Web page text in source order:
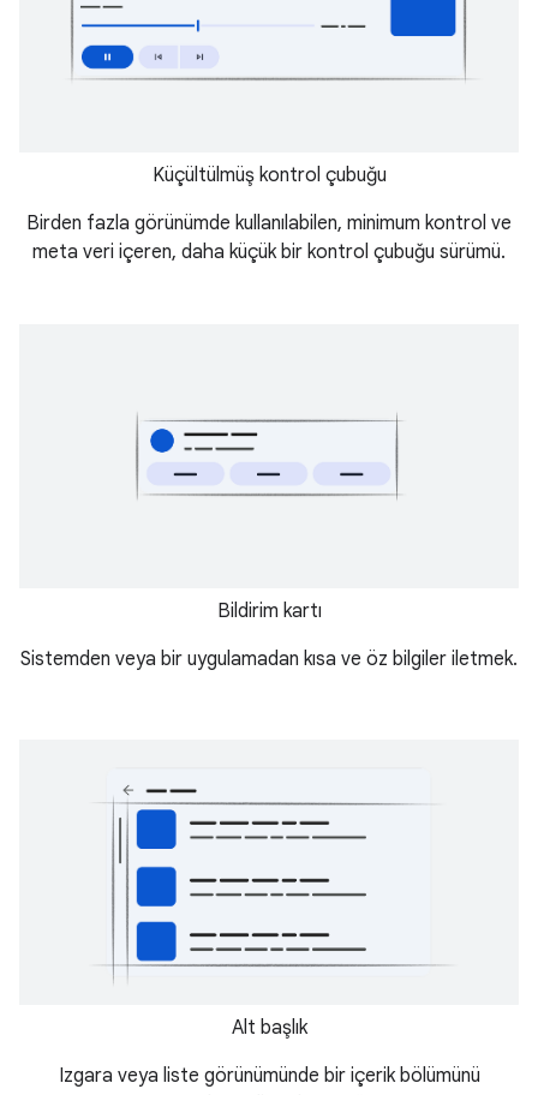
Küçültülmüş kontrol çubuğu
Birden fazla görünümde kullanılabilen, minimum kontrol ve
meta veri içeren, daha küçük bir kontrol çubuğu sürümü.
Bildirim kartı
Sistemden veya bir uygulamadan kısa ve öz bilgiler iletmek.
Alt başlık
Izgara veya liste görünümünde bir içerik bölümünü